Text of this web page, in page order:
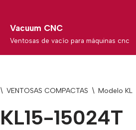
Vacuum CNC
Ventosas de vacío para máquinas cnc
\ VENTOSAS COMPACTAS \ Modelo KL
KL15-15024T